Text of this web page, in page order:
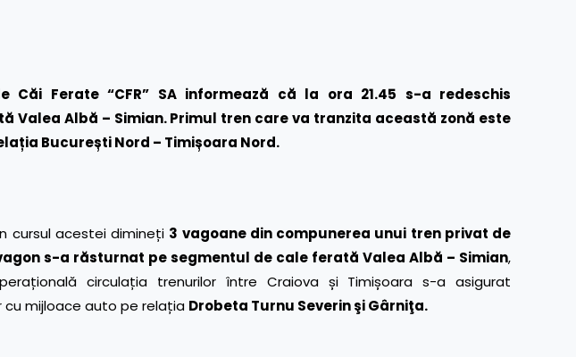
Căi Ferate “CFR” SA informează că la ora 21.45 s-a redeschis
Valea Albă – Simian.Primul tren care va tranzita această zonă este
București Nord – Timișoara Nord.
cursul acestei dimineți 3 vagoane din compunerea unui tren privat de
s-a răsturnat pe segmentul de cale ferată Valea Albă – Simian,
circulația trenurilor între Craiova și Timișoara s-a asigurat
mijloace auto pe relația Drobeta Turnu Severin şi Gârniţa.